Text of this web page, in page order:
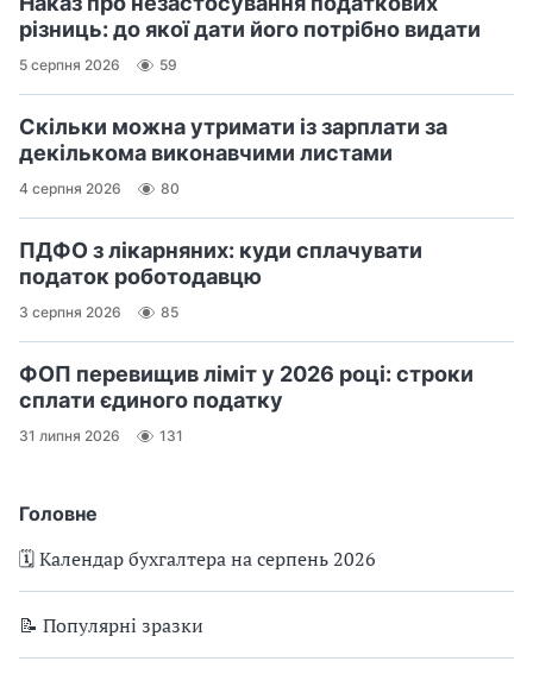
Головне
🗓️ Календар бухгалтера на серпень 2026
📝 Популярні зразки
різниць: до якої дати його потрібно видати
5 серпня 2026 59
Скільки можна утримати із зарплати за
декількома виконавчими листами
4 серпня 2026 80
ПДФО з лікарняних: куди сплачувати
податок роботодавцю
3 серпня 2026 85
ФОП перевищив ліміт у 2026 році: строки
сплати єдиного податку
31 липня 2026 131